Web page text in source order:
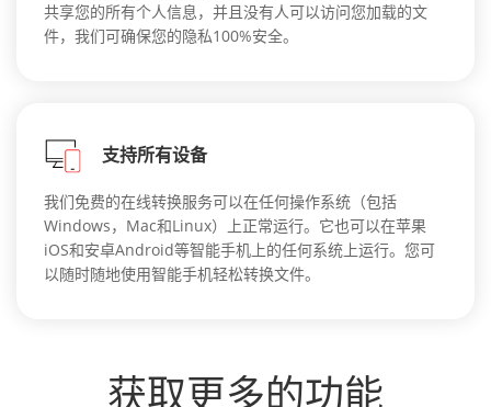
共享您的所有个人信息，并且没有人可以访问您加载的文
件，我们可确保您的隐私100%安全。
支持所有设备
我们免费的在线转换服务可以在任何操作系统（包括
Windows，Mac和Linux）上正常运行。它也可以在苹果
iOS和安卓Android等智能手机上的任何系统上运行。您可
以随时随地使用智能手机轻松转换文件。
获取更多的功能